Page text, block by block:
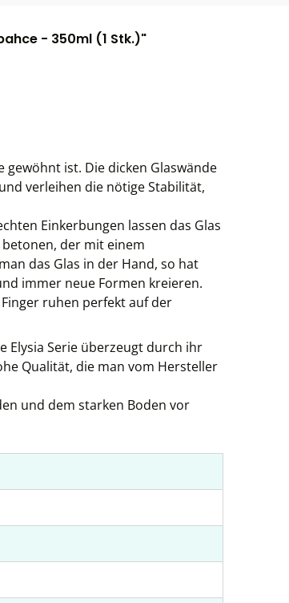
- 350ml (1 Stk.)"
gewöhnt ist. Die dicken Glaswände
verleihen die nötige Stabilität,
Einkerbungen lassen das Glas
der mit einem
das Glas in der Hand, so hat
immer neue Formen kreieren.
ruhen perfekt auf der
Elysia Serie überzeugt durch ihr
Qualität, die man vom Hersteller
und dem starken Boden vor